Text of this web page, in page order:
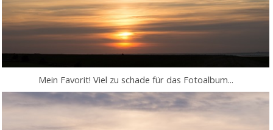
Mein Favorit! Viel zu schade für das Fotoalbum...